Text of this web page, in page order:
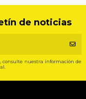
de noticias
consulte nuestra información de